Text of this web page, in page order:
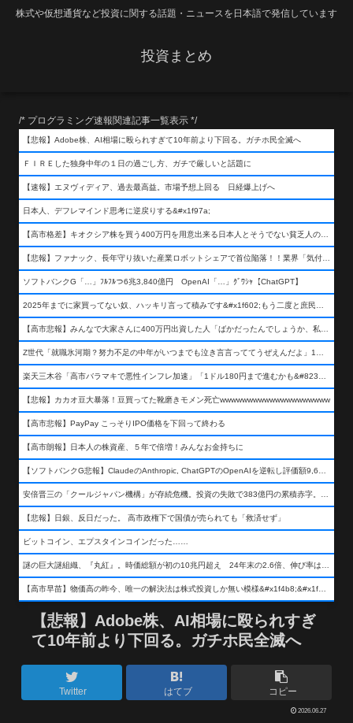
株式や仮想通貨など投資に関する話題・ニュースを日本語で発信しています
投資まとめ
/* プログラミング速報関連記事一覧表示 */
【悲報】Adobe株、AI相場に殴られすぎて10年前より下回る。ガチホ民全滅へ
ＦＩＲＥした独身中年の１日の過ごし方、ガチで厳しいと話題に
【速報】エヌヴィディア、過去最高益。市場予想上回る 日経爆上げへ
日本人、デフレマインド思考に逆戻りする&#x1f97a;
【高市格差】キオクシア株を買う400万円を用意出来る日本人とそうでない貧乏人の差が超広まるって事よ
【悲報】ファナック、長年守り抜いた産業ロボットシェアで首位陥落！！業界「気付いたら一気に抜かれていた…」
ソフトバンクG「…」ﾌﾙﾌﾙつ6兆3,840億円 OpenAI「…」ｸﾞﾜｼｬ【ChatGPT】
2025年までに家買ってない奴、ハッキリ言って積みです&#x1f602;もう二度と庶民が買える値段になりません&#x1f602;&#x1f602;&#x1f602;
【高市悲報】みんなで大家さんに400万円出資した人「ばかだったんでしょうか、私は&#x1f622;」
Z世代「就職氷河期？努力不足の中年がいつまでも泣き言言っててうぜえんだよ」1万いいね
楽天三木谷「高市バラマキで悪性インフレ加速」「1ドル180円まで進むかも&#8230;もう看過できない」
【悲報】カカオ豆大暴落！豆買ってた靴磨きモメン死亡wwwwwwwwwwwwwwwwwwww
【高市悲報】PayPay こっそりIPO価格を下回って終わる
【高市朗報】日本人の株資産、５年で倍増！みんなお金持ちに
【ソフトバンクG悲報】ClaudeのAnthropic, ChatGPTのOpenAIを逆転し評価額9,650億ドル (約154兆円) の世界一価値あるAI企業に……
安倍晋三の「クールジャパン機構」が存続危機。投資の失敗で383億円の累積赤字。2025年度決算も大赤字の可能性。責任の所在はウヤムヤ
【悲報】日銀、反日だった。 高市政権下で国債が売られても「救済せず」
ビットコイン、エプスタインコインだった……
謎の巨大謎組織、『丸紅』。時価総額が初の10兆円超え 24年末の2.6倍、伸び率は謎組織首位
【高市早苗】物価高の昨今、唯一の解決法は株式投資しか無い模様&#x1f4b8;&#x1f4b8;&#x1f4b8;
【悲報】Adobe株、AI相場に殴られすぎ
て10年前より下回る。ガチホ民全滅へ
Twitter はてブ コピー
2026.06.27